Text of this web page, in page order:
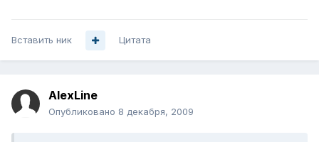
Вставить ник Цитата
AlexLine
Опубликовано 8 декабря, 2009